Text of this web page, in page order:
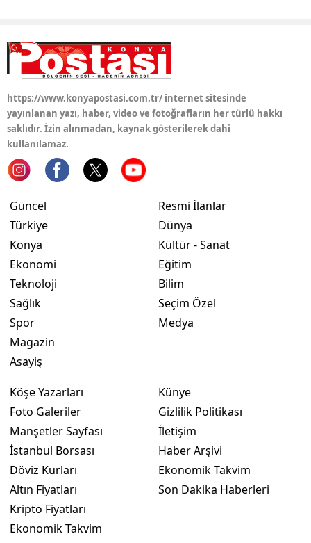
Trabzon
Uşak
Şırnak
Bartın
https://www.konyapostasi.com.tr/ internet sitesinde
yayınlanan yazı, haber, video ve fotoğrafların her türlü hakkı
saklıdır. İzin alınmadan, kaynak gösterilerek dahi
kullanılamaz.
Güncel
Türkiye
Konya
Ekonomi
Teknoloji
Sağlık
Spor
Magazin
Asayiş
Resmi İlanlar
Dünya
Kültür - Sanat
Eğitim
Bilim
Seçim Özel
Medya
Köşe Yazarları
Foto Galeriler
Manşetler Sayfası
İstanbul Borsası
Döviz Kurları
Altın Fiyatları
Kripto Fiyatları
Ekonomik Takvim
Künye
Gizlilik Politikası
İletişim
Haber Arşivi
Ekonomik Takvim
Son Dakika Haberleri